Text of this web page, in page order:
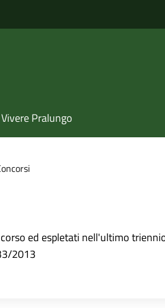
Vivere Pralungo
ed espletati nell'ultimo
2013